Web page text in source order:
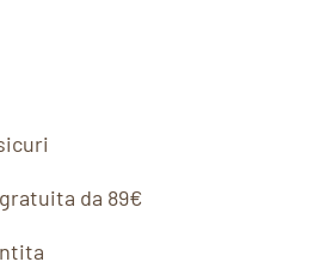
da 89€